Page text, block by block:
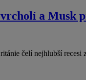
a Musk
čelí nejhlubší